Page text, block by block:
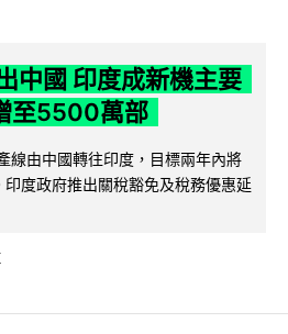
中國 印度成新機主要
至5500萬部
由中國轉往印度，目標兩年內將
度政府推出關稅豁免及稅務優惠延